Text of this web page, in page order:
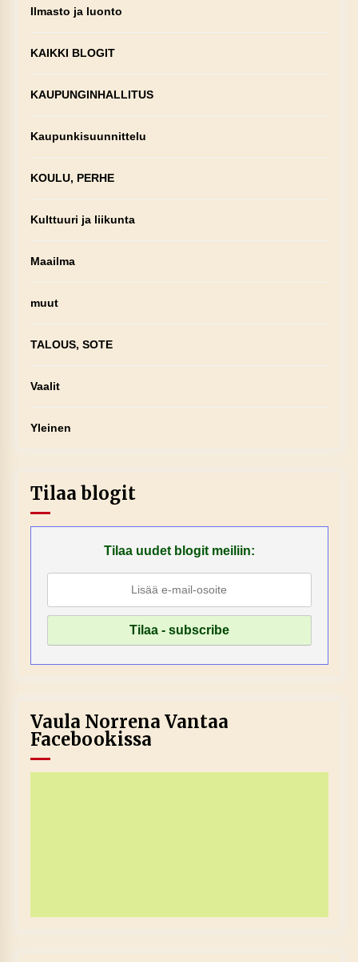
Ilmasto ja luonto
KAIKKI BLOGIT
KAUPUNGINHALLITUS
Kaupunkisuunnittelu
KOULU, PERHE
Kulttuuri ja liikunta
Maailma
muut
TALOUS, SOTE
Vaalit
Yleinen
Tilaa blogit
Tilaa uudet blogit meiliin:
Vaula Norrena Vantaa
Facebookissa